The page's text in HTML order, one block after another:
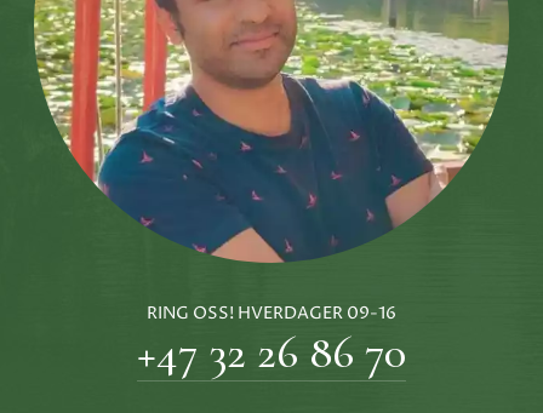
RING OSS! HVERDAGER 09-16
+47 32 26 86 70